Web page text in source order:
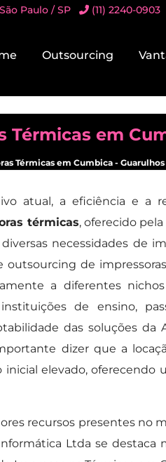
Paulo / SP (11) 2240-0903
Outsourcing
Térmicas em
Térmicas em Cumbica - Guarulhos
atual, a eficiência e a
térmicas, oferecido
necessidades de
de
a diferentes
de ensino,
das soluções
dizer que a
elevado, oferecendo
recursos presentes no
Ltda se